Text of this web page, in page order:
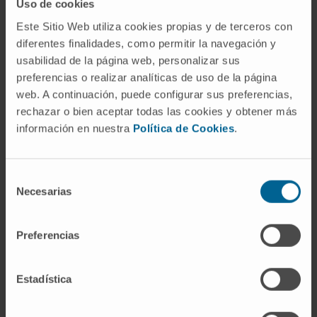
Uso de cookies
Este Sitio Web utiliza cookies propias y de terceros con
diferentes finalidades, como permitir la navegación y
usabilidad de la página web, personalizar sus
preferencias o realizar analíticas de uso de la página
web. A continuación, puede configurar sus preferencias,
rechazar o bien aceptar todas las cookies y obtener más
información en nuestra Política de Cookies.
Necesarias
Preferencias
Estadística
caracteriza por pausas en la respiración o por un
mantenimiento superficial. Según laDra. María
Teresa Pérez , especialista en Neumología de la
Clínica, “la mayoría de los pacientes no saben que
tienen esta enfermedad y es algo preocupante
porque, si se padece de forma moderada o
grave, caen las cifras de oxígeno en sangre y,
otorrinolaringólogo de la Clínica, ha explicado que
existen diferentes tratamientos que ayudan a revertir
recurren a técnicas menos invasivas, como las